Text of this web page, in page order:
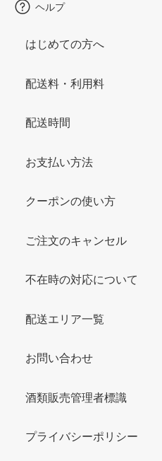
ヘルプ
はじめての方へ
配送料・利用料
配送時間
お支払い方法
クーポンの使い方
ご注文のキャンセル
不在時の対応について
配送エリア一覧
お問い合わせ
酒類販売管理者標識
プライバシーポリシー